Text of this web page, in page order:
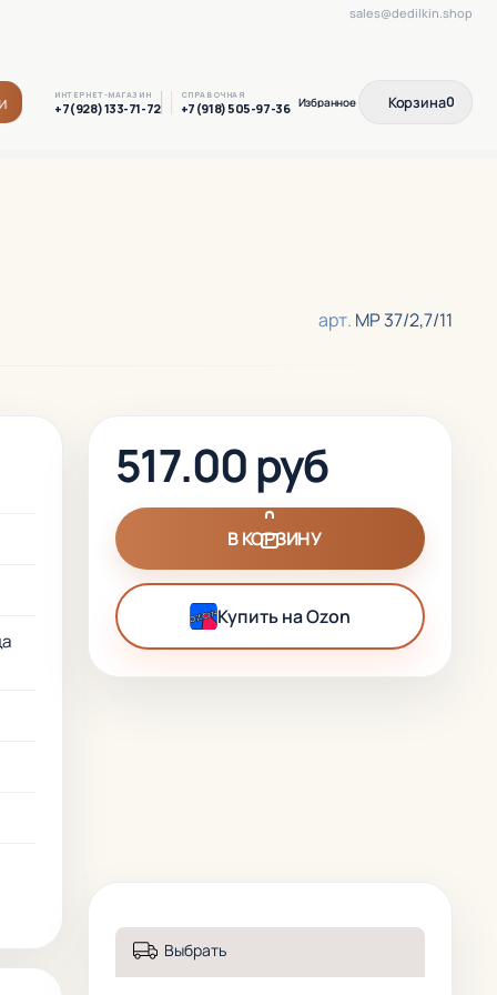
sales@dedilkin.shop
ИНТЕРНЕТ-МАГАЗИН
+7(928) 133-71-72
СПРАВОЧНАЯ
+7(918) 505-97-36 Корзина0
арт. МР 37/2,7/11
517.00 руб
В КОРЗИНУ
Купить на Ozon
Выбрать